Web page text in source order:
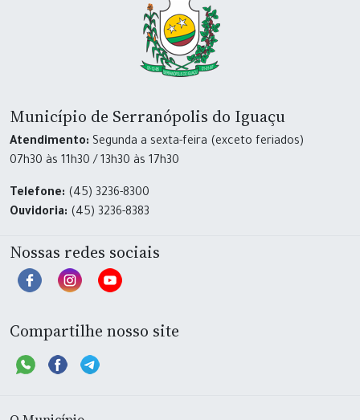
Município de Serranópolis do Iguaçu
Atendimento: Segunda a sexta-feira (exceto feriados)
07h30 às 11h30 / 13h30 às 17h30
Telefone: (45) 3236-8300
Ouvidoria: (45) 3236-8383
Nossas redes sociais
Compartilhe nosso site